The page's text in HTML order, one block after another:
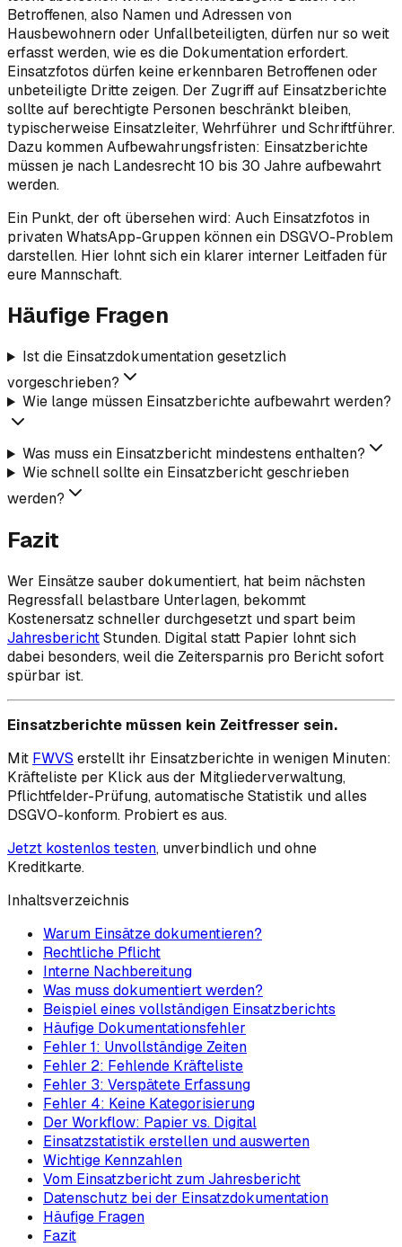
Betroffenen, also Namen und Adressen von
Hausbewohnern oder Unfallbeteiligten, dürfen nur so weit
erfasst werden, wie es die Dokumentation erfordert.
Einsatzfotos dürfen keine erkennbaren Betroffenen oder
unbeteiligte Dritte zeigen. Der Zugriff auf Einsatzberichte
sollte auf berechtigte Personen beschränkt bleiben,
typischerweise Einsatzleiter, Wehrführer und Schriftführer.
Dazu kommen Aufbewahrungsfristen: Einsatzberichte
müssen je nach Landesrecht 10 bis 30 Jahre aufbewahrt
werden.
Ein Punkt, der oft übersehen wird: Auch Einsatzfotos in
privaten WhatsApp-Gruppen können ein DSGVO-Problem
darstellen. Hier lohnt sich ein klarer interner Leitfaden für
eure Mannschaft.
Häufige Fragen
Ist die Einsatzdokumentation gesetzlich
vorgeschrieben?
Wie lange müssen Einsatzberichte aufbewahrt werden?
Was muss ein Einsatzbericht mindestens enthalten?
Wie schnell sollte ein Einsatzbericht geschrieben
werden?
Fazit
Wer Einsätze sauber dokumentiert, hat beim nächsten
Regressfall belastbare Unterlagen, bekommt
Kostenersatz schneller durchgesetzt und spart beim
JahresberichtStunden. Digital statt Papier lohnt sich
dabei besonders, weil die Zeitersparnis pro Bericht sofort
spürbar ist.
Einsatzberichte müssen kein Zeitfresser sein.
Mit FWVS erstellt ihr Einsatzberichte in wenigen Minuten:
Kräfteliste per Klick aus der Mitgliederverwaltung,
Pflichtfelder-Prüfung, automatische Statistik und alles
DSGVO-konform. Probiert es aus.
Jetzt kostenlos testen, unverbindlich und ohne
Kreditkarte.
Inhaltsverzeichnis
Warum Einsätze dokumentieren?
Rechtliche Pflicht
Interne Nachbereitung
Was muss dokumentiert werden?
Beispiel eines vollständigen Einsatzberichts
Häufige Dokumentationsfehler
Fehler 1: Unvollständige Zeiten
Fehler 2: Fehlende Kräfteliste
Fehler 3: Verspätete Erfassung
Fehler 4: Keine Kategorisierung
Der Workflow: Papier vs. Digital
Einsatzstatistik erstellen und auswerten
Wichtige Kennzahlen
Vom Einsatzbericht zum Jahresbericht
Datenschutz bei der Einsatzdokumentation
Häufige Fragen
Fazit